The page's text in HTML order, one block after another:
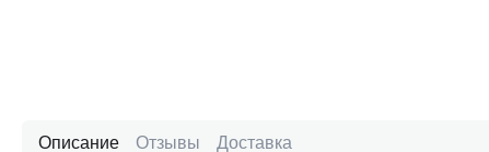
Описание Отзывы Доставка